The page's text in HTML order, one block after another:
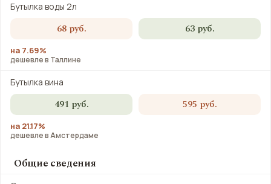
Бутылка воды 2л
68 руб. 63 руб.
на 7.69%
дешевле в Таллине
Бутылка вина
491 руб. 595 руб.
на 21.17%
дешевле в Амстердаме
Общие сведения